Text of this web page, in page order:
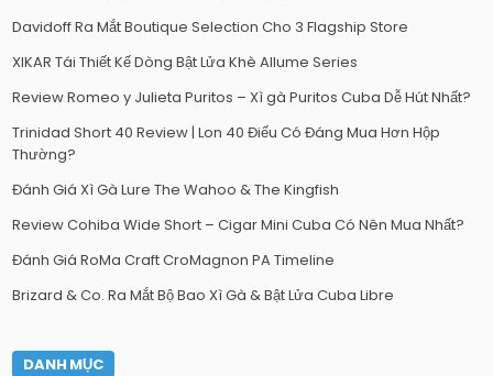
Davidoff Ra Mắt Boutique Selection Cho 3 Flagship Store
XIKAR Tái Thiết Kế Dòng Bật Lửa Khè Allume Series
Review Romeo y Julieta Puritos – Xì gà Puritos Cuba Dễ Hút Nhất?
Trinidad Short 40 Review | Lon 40 Điếu Có Đáng Mua Hơn Hộp
Thường?
Đánh Giá Xì Gà Lure The Wahoo & The Kingfish
Review Cohiba Wide Short – Cigar Mini Cuba Có Nên Mua Nhất?
Đánh Giá RoMa Craft CroMagnon PA Timeline
Brizard & Co. Ra Mắt Bộ Bao Xì Gà & Bật Lửa Cuba Libre
DANH MỤC